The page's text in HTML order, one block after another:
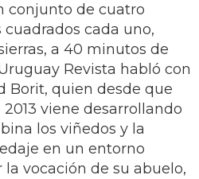
conjunto de cuatro
cada uno,
a 40 minutos de
Revista habló con
Borit, quien desde que
viene desarrollando
los viñedos y la
en un entorno
vocación de su abuelo,